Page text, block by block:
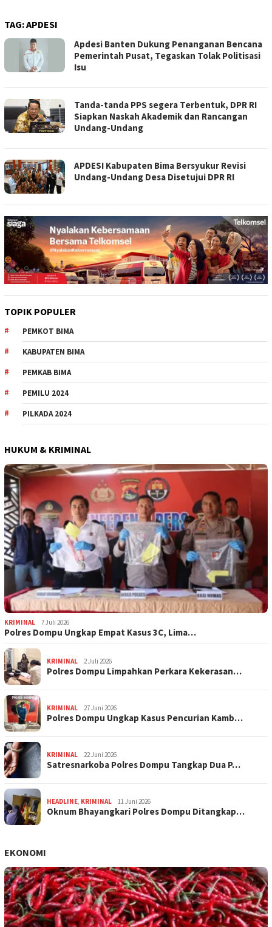
TAG:APDESI
Apdesi Banten Dukung Penanganan Bencana
Pemerintah Pusat, Tegaskan Tolak Politisasi
Isu
Tanda-tanda PPS segera Terbentuk, DPR RI
Siapkan Naskah Akademik dan Rancangan
Undang-Undang
APDESI Kabupaten Bima Bersyukur Revisi
Undang-Undang Desa Disetujui DPR RI
TOPIK POPULER
PEMKOT BIMA
KABUPATEN BIMA
PEMKAB BIMA
PEMILU 2024
PILKADA 2024
HUKUM & KRIMINAL
KRIMINAL 7 Juli 2026
Polres Dompu Ungkap Empat Kasus 3C, Lima…
KRIMINAL 2 Juli 2026
Polres Dompu Limpahkan Perkara Kekerasan…
KRIMINAL 27 Juni 2026
Polres Dompu Ungkap Kasus Pencurian Kamb…
KRIMINAL 22 Juni 2026
Satresnarkoba Polres Dompu Tangkap Dua P…
HEADLINE KRIMINAL 11 Juni 2026
Oknum Bhayangkari Polres Dompu Ditangkap…
EKONOMI